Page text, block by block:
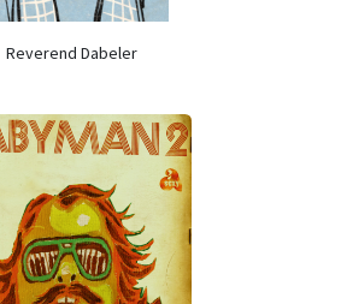
Reverend Dabeler